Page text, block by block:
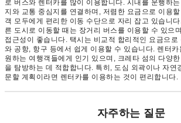
로 버스와 렌터카를 많이 이용합니다. 시내를 운행하
지와 교통 중심지를 연결하며, 저렴한 요금으로 이용
객 모두에게 편리한 이동 수단으로 자리 잡고 있습니
른 도시로 이동할 때는 장거리 버스를 이용할 수 있으
접근성이 좋습니다. 택시는 비교적 합리적인 요금으로
와 공항, 항구 등에서 쉽게 이용할 수 있습니다. 렌터
원하는 여행객들에게 인기 있으며, 크레타 섬의 다양
을 탐방하는 데 적합합니다. 특히, 도심 외곽이나 자연
문할 계획이라면 렌터카를 이용하는 것이 편리합니다.
자주하는 질문